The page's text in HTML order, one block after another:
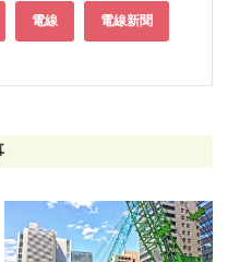
電線 電線新聞